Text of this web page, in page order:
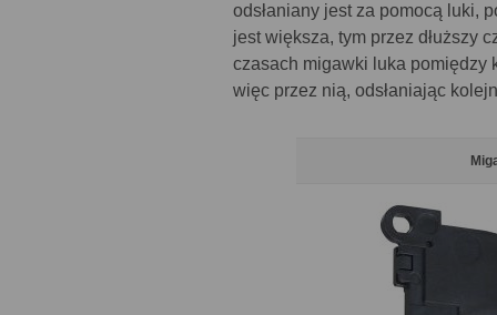
odsłaniany jest za pomocą luki,
jest większa, tym przez dłuższy
czasach migawki luka pomiędzy
więc przez nią, odsłaniając